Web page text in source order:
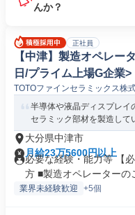
んか？
正社員
【中津】製造オペレー
日/プライム上場G企業
マネージャー(機械/電気
TOTOファインセラミックス株
半導体や液晶ディスプレイ
セラミック部材を製造して
大分県中津市
月給23万5600円以上
必要な経験・能力等 【
方 ■製造オペレーターの
業界未経験歓迎 +5個